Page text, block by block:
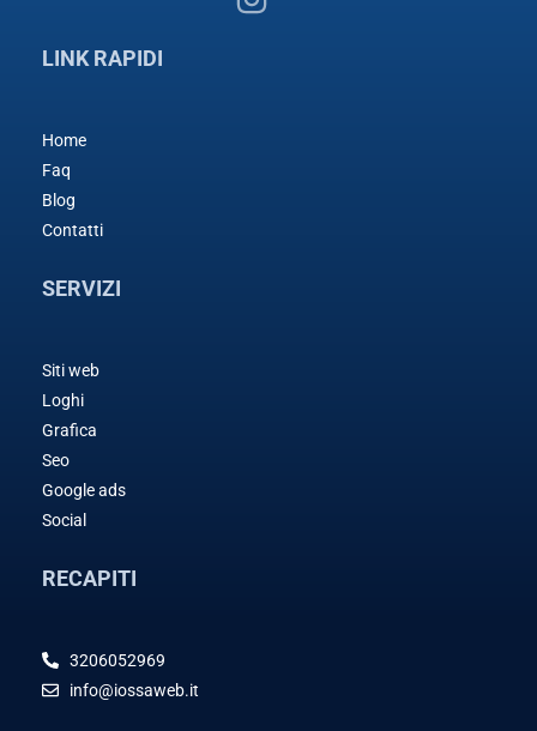
LINK RAPIDI
Home
Faq
Blog
Contatti
SERVIZI
Siti web
Loghi
Grafica
Seo
Google ads
Social
RECAPITI
3206052969
info@iossaweb.it